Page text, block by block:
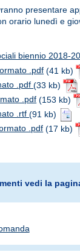
presentare
orario lunedì e
biennio 2018-
.pdf (41 kb)
.pdf(33 kb)
.pdf (153 kb)
.rtf(91 kb)
.pdf (17 kb)
vedi la